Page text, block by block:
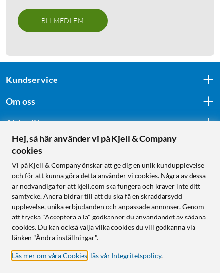
BLI MEDLEM
Kundservice
Om oss
Aktuellt
Följ oss
Handla från:
Sverige
Norge
Hej, så här använder vi på Kjell & Company
cookies
Vi på Kjell & Company önskar att ge dig en unik kundupplevelse
och för att kunna göra detta använder vi cookies. Några av dessa
är nödvändiga för att kjell.com ska fungera och kräver inte ditt
samtycke. Andra bidrar till att du ska få en skräddarsydd
upplevelse, unika erbjudanden och anpassade annonser. Genom
att trycka "Acceptera alla" godkänner du användandet av sådana
cookies. Du kan också välja vilka cookies du vill godkänna via
länken "Ändra inställningar".
Läs mer om våra Cookies läs vår Integritetspolicy.